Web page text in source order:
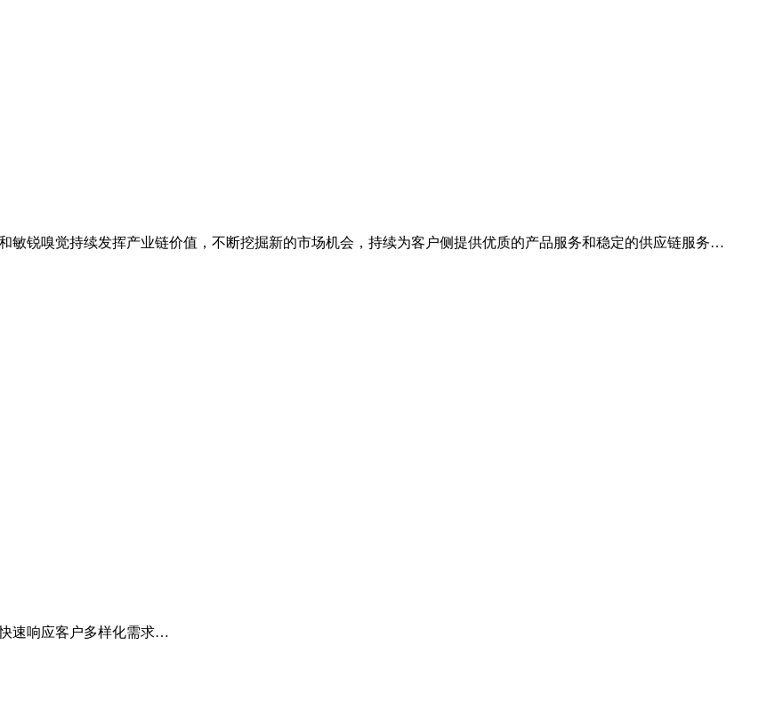
敏锐嗅觉持续发挥产业链价值，不断挖掘新的市场机会，持续为客户侧提供优质的产品服务和稳定的供应链服务…
速响应客户多样化需求…